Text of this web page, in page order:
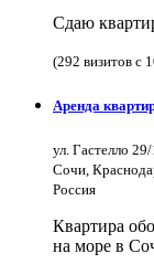
Сдаю
(292 визитов с
Аренда
ул. Гастелло 29/
Сочи,
Россия
Квартира
на море в